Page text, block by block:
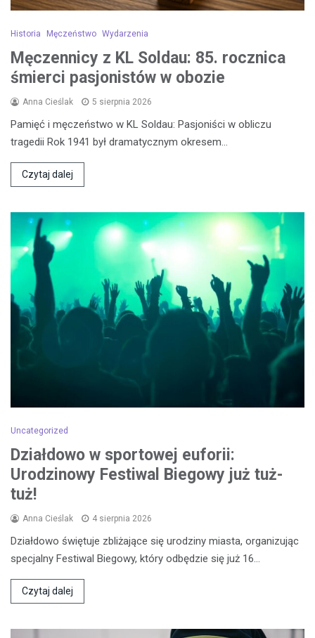
Historia Męczeństwo Wydarzenia
Męczennicy z KL Soldau: 85. rocznica
śmierci pasjonistów w obozie
Anna Cieślak 5 sierpnia 2026
Pamięć i męczeństwo w KL Soldau: Pasjoniści w obliczu
tragedii Rok 1941 był dramatycznym okresem…
Czytaj dalej
Uncategorized
Działdowo w sportowej euforii:
Urodzinowy Festiwal Biegowy już tuż-
tuż!
Anna Cieślak 4 sierpnia 2026
Działdowo świętuje zbliżające się urodziny miasta, organizując
specjalny Festiwal Biegowy, który odbędzie się już 16…
Czytaj dalej